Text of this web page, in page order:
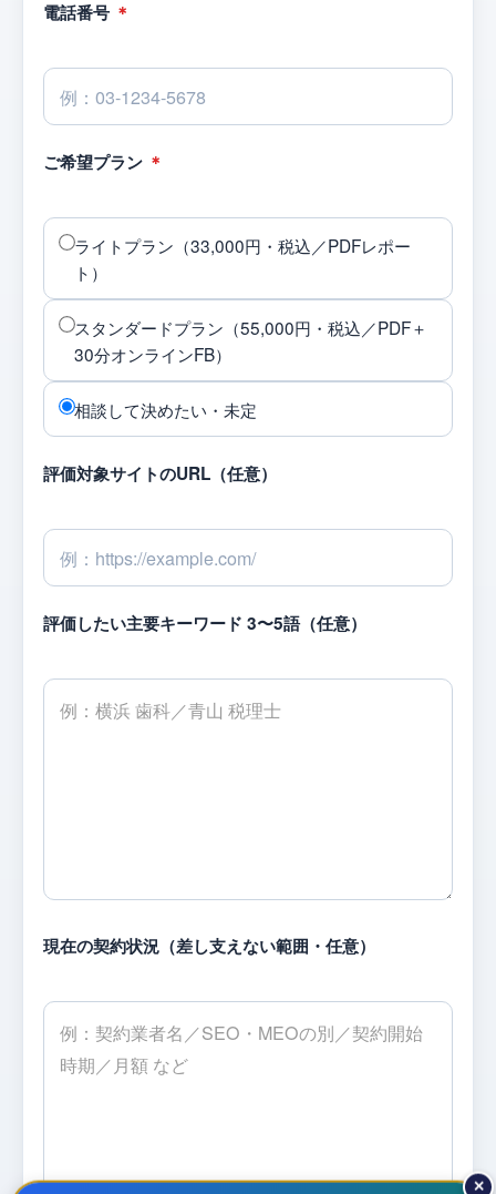
電話番号 ＊
ご希望プラン ＊
ライトプラン（33,000円・税込／PDFレポー
ト）
スタンダードプラン（55,000円・税込／PDF＋
30分オンラインFB）
相談して決めたい・未定
評価対象サイトのURL（任意）
評価したい主要キーワード 3〜5語（任意）
現在の契約状況（差し支えない範囲・任意）
✕